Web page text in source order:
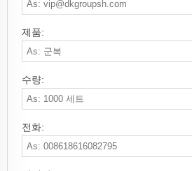
제품:
수량:
전화: